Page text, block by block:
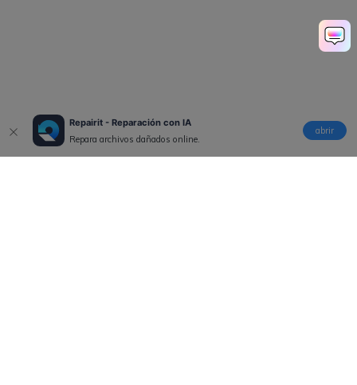
Repairit - Reparación con IA
Repara archivos dañados online.
abrir